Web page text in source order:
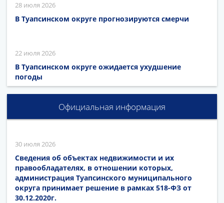
28 июля 2026
В Туапсинском округе прогнозируются смерчи
22 июля 2026
В Туапсинском округе ожидается ухудшение
погоды
Официальная информация
30 июля 2026
Сведения об объектах недвижимости и их
правообладателях, в отношении которых,
администрация Туапсинского муниципального
округа принимает решение в рамках 518-ФЗ от
30.12.2020г.